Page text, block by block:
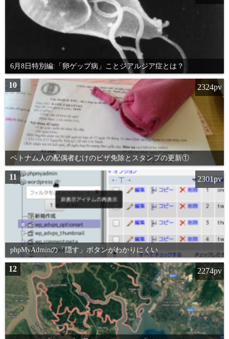
6月8日特別編:「卵ゲップ病」ことジアルジア症とは？
10
ベトナム人の配偶者むけのビザ免除とスタンプの更新①
2324pv
11
phpMyAdminの「隠す」ボタンがわかりにくい
2301pv
12 2274pv